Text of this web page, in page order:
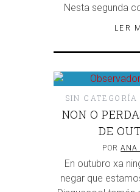
Nesta segunda
LER
SIN CATEGORÍA
NON O
DE
PORANA
En outubro xa
negar que